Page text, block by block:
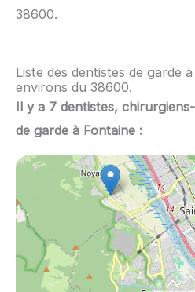
38600.
Liste des dentistes de garde
environs du 38600.
Il y a 7 dentistes,
de garde à Fontaine :